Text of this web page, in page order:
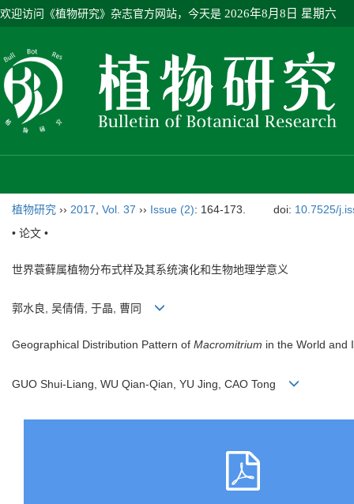
欢迎访问《植物研究》杂志官方网站，今天是 2026年8月8日 星期六
植物研究 ›› 2017 Vol. 37 ›› Issue (2): 164-173. doi: 10.7525/
• 论文 •
世界蓑藓属植物分布式样及其系统演化和生物地理学意义
郭水良, 吴倩倩, 于晶, 曹同
Geographical Distribution Pattern of Macromitrium in the World and
GUO Shui-Liang, WU Qian-Qian, YU Jing, CAO Tong